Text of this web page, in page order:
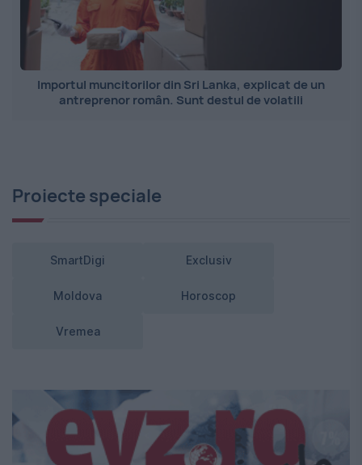
Importul muncitorilor din Sri Lanka, explicat de un
antreprenor român. Sunt destul de volatili
Proiecte speciale
SmartDigi Exclusiv
Moldova Horoscop
Vremea